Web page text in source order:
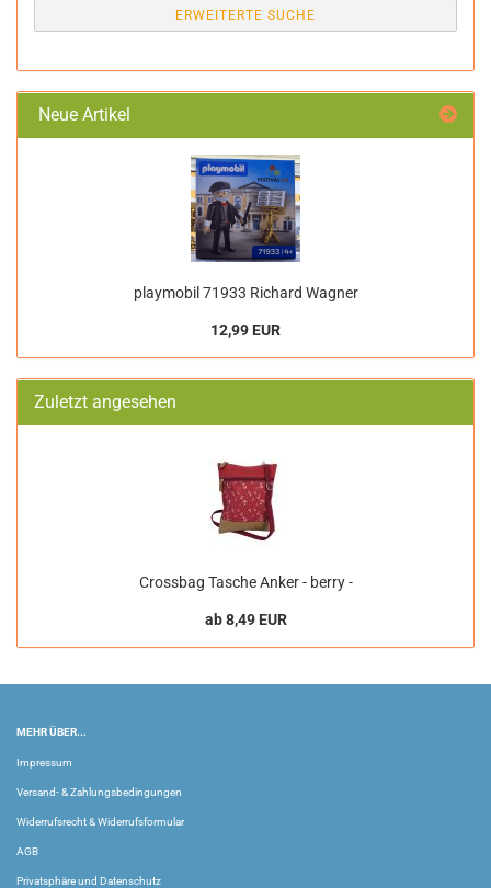
ERWEITERTE SUCHE
Neue Artikel
playmobil 71933 Richard Wagner
12,99 EUR
Zuletzt angesehen
Crossbag Tasche Anker - berry -
ab 8,49 EUR
MEHR ÜBER...
Impressum
Versand- & Zahlungsbedingungen
Widerrufsrecht & Widerrufsformular
AGB
Privatsphäre und Datenschutz